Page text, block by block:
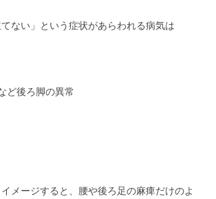
ない」という症状があらわれる病気は
ど後ろ脚の異常
メージすると、腰や後ろ足の麻痺だけのよ